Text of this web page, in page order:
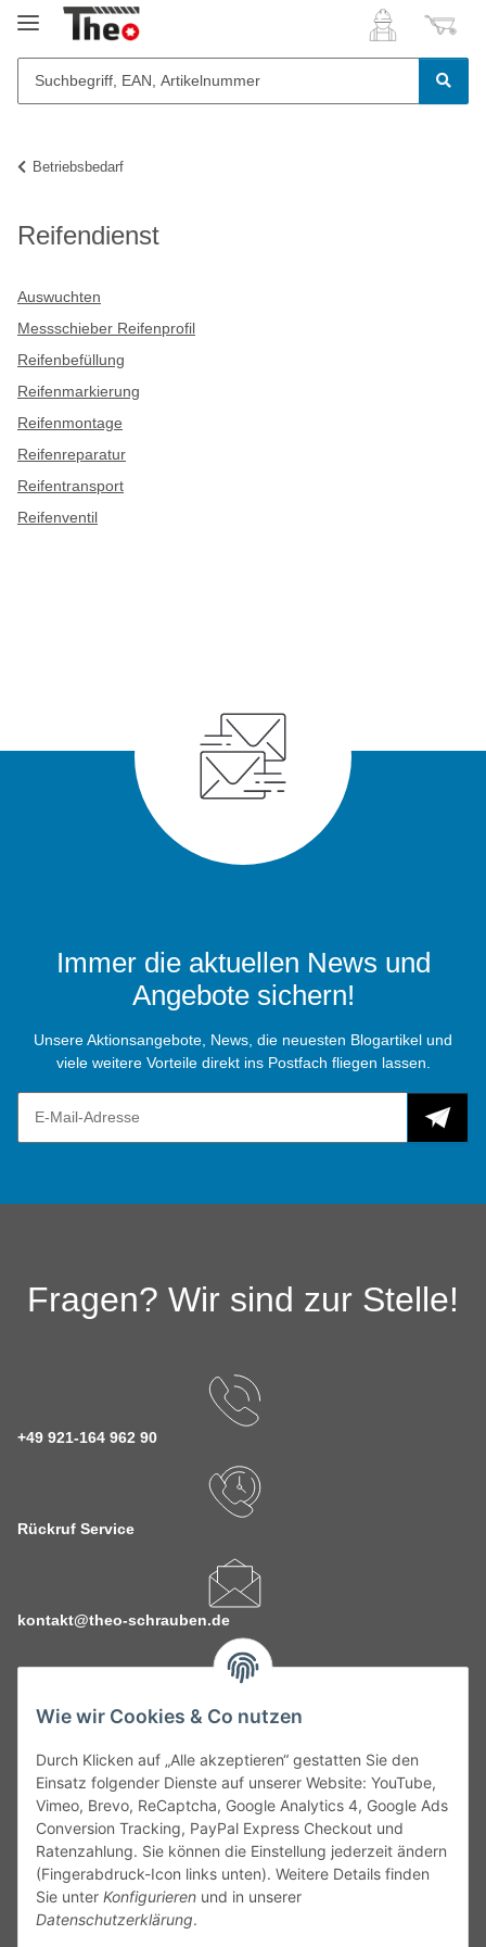
Wie wir Cookies & Co nutzen
Durch Klicken auf „Alle akzeptieren“ gestatten Sie den
Einsatz folgender Dienste auf unserer Website: YouTube,
Vimeo, Brevo, ReCaptcha, Google Analytics 4, Google Ads
Conversion Tracking, PayPal Express Checkout und
Ratenzahlung. Sie können die Einstellung jederzeit ändern
(Fingerabdruck-Icon links unten). Weitere Details finden
Sie unter Konfigurieren und in unserer
Datenschutzerklärung.
Betriebsbedarf
Reifendienst
Auswuchten
Messschieber Reifenprofil
Reifenbefüllung
Reifenmarkierung
Reifenmontage
Reifenreparatur
Reifentransport
Reifenventil
Immer die aktuellen News und
Angebote sichern!
Unsere Aktionsangebote, News, die neuesten Blogartikel und
viele weitere Vorteile direkt ins Postfach fliegen lassen.
Fragen? Wir sind zur Stelle!
+49 921-164 962 90
Rückruf Service
kontakt@theo-schrauben.de
Service
Gesetzliche Informationen
Alle technischen Angaben ohne Gewähr. Irrtümer und fehlerhafte
Angaben vorbehalten. Wenn Sie Datenblätter oder spezielle